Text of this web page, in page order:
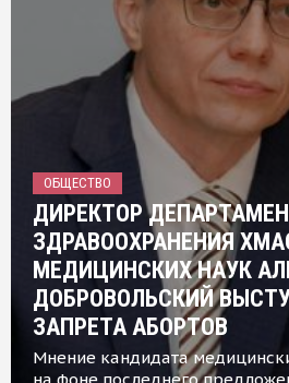
ОБЩЕСТВО
ДИРЕКТОР
ЗДРАВООХРАНЕНИЯ
МЕДИЦИНСКИХ НАУК
ДОБРОВОЛЬСКИЙ
ЗАПРЕТА АБОРТОВ
Мнение кандидата